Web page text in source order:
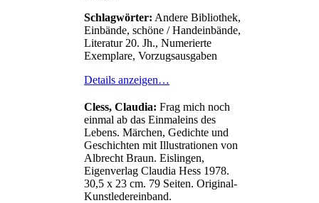
Schlagwörter: Andere Bibliothek,
Einbände, schöne / Handeinbände,
Literatur 20. Jh., Numerierte
Exemplare, Vorzugsausgaben
Details anzeigen…
Cless, Claudia: Frag mich noch
einmal ab das Einmaleins des
Lebens. Märchen, Gedichte und
Geschichten mit Illustrationen von
Albrecht Braun. Eislingen,
Eigenverlag Claudia Hess 1978.
30,5 x 23 cm. 79 Seiten. Original-
Kunstledereinband.